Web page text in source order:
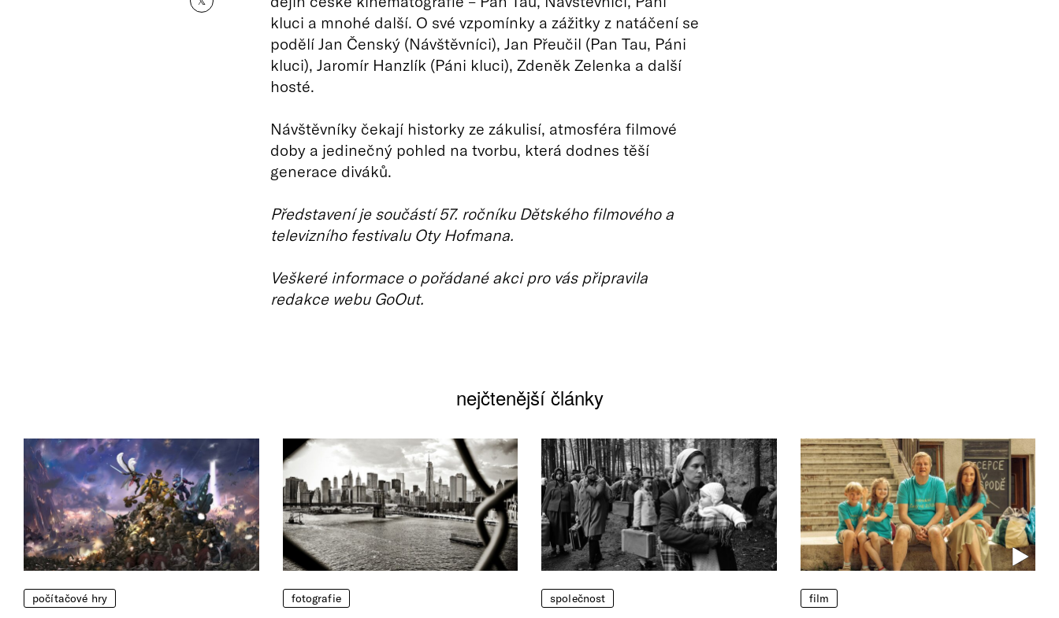
kluci a mnohé další. O své vzpomínky a zážitky z natáčení se
podělí Jan Čenský (Návštěvníci), Jan Přeučil (Pan Tau, Páni
kluci), Jaromír Hanzlík (Páni kluci), Zdeněk Zelenka a další
hosté.
Návštěvníky čekají historky ze zákulisí, atmosféra filmové
doby a jedinečný pohled na tvorbu, která dodnes těší
generace diváků.
Představení je součástí 57. ročníku Dětského filmového a
televizního festivalu Oty Hofmana.
Veškeré informace o pořádané akci pro vás připravila
redakce webu GoOut.
nejčtenější články
počítačové hry fotografie společnost film